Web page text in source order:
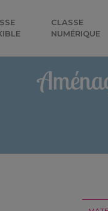
CLASSE
NUMÉRIQUE